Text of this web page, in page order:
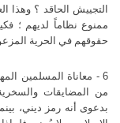
التجييش الحاقد ؟ وهذا
ممنوع نظاماً لديهم ؛
حقوقهم في الحرية
6 - معاناة المسلمين المهاجرين في جُل دول الغرب ؛ فما زالوا يعانون
من المضايقات
بدعوى أنه رمز ديني،